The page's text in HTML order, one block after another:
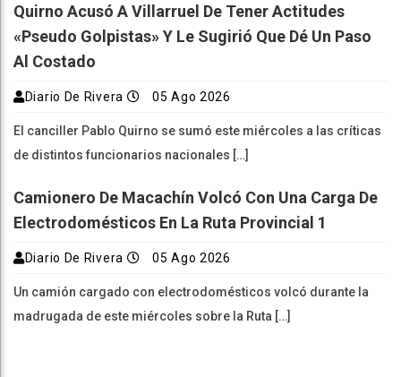
Quirno Acusó A Villarruel De Tener Actitudes
«pseudo Golpistas» Y Le Sugirió Que Dé Un Paso
Al Costado
Diario De Rivera 05 Ago 2026
El canciller Pablo Quirno se sumó este miércoles a las críticas
de distintos funcionarios nacionales […]
Camionero De Macachín Volcó Con Una Carga De
Electrodomésticos En La Ruta Provincial 1
Diario De Rivera 05 Ago 2026
Un camión cargado con electrodomésticos volcó durante la
madrugada de este miércoles sobre la Ruta […]